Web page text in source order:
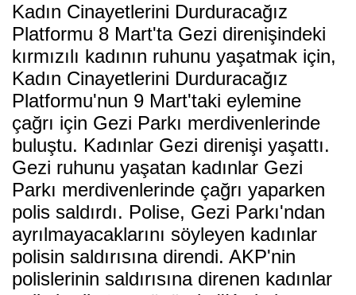
Kadın Cinayetlerini Durduracağız
Platformu 8 Mart'ta Gezi direnişindeki
kırmızılı kadının ruhunu yaşatmak için,
Kadın Cinayetlerini Durduracağız
Platformu'nun 9 Mart'taki eylemine
çağrı için Gezi Parkı merdivenlerinde
buluştu. Kadınlar Gezi direnişi yaşattı.
Gezi ruhunu yaşatan kadınlar Gezi
Parkı merdivenlerinde çağrı yaparken
polis saldırdı. Polise, Gezi Parkı'ndan
ayrılmayacaklarını söyleyen kadınlar
polisin saldırısına direndi. AKP'nin
polislerinin saldırısına direnen kadınlar